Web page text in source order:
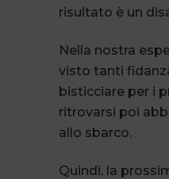
risultato è un
Nella nostra
visto tanti
bisticciare per i
ritrovarsi poi
allo sbarco.
Quindi, la